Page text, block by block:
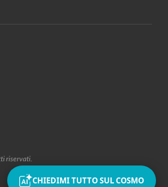
riservati.
CHIEDIMI TUTTO SUL COSMO